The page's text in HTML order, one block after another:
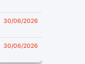
30/06/2026
30/06/2026